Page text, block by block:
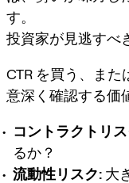
す。
投資家が見逃すべ
CTR を買う、ま
意深く確認する価
コントラクトリ
るか？
流動性リスク: 大